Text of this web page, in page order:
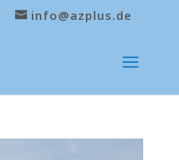
info@azplus.de